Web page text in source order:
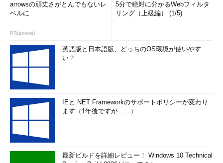
arrowsの頑丈さがとんでもないレ
ベルに
PR(arrows)
5分で絶対に分かるWebフィルタ
リング（上級編） (1/5)
英語版と日本語版、どっちのOS環境が使いやす
い？
IEと.NET Frameworkのサポートポリシーが変わり
ます（1年後ですが……）
最新ビルドを詳細レビュー！ Windows 10 Technical